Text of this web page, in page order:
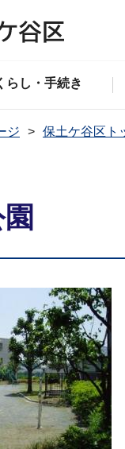
らし・手続き
ジ 保土ケ谷区ト